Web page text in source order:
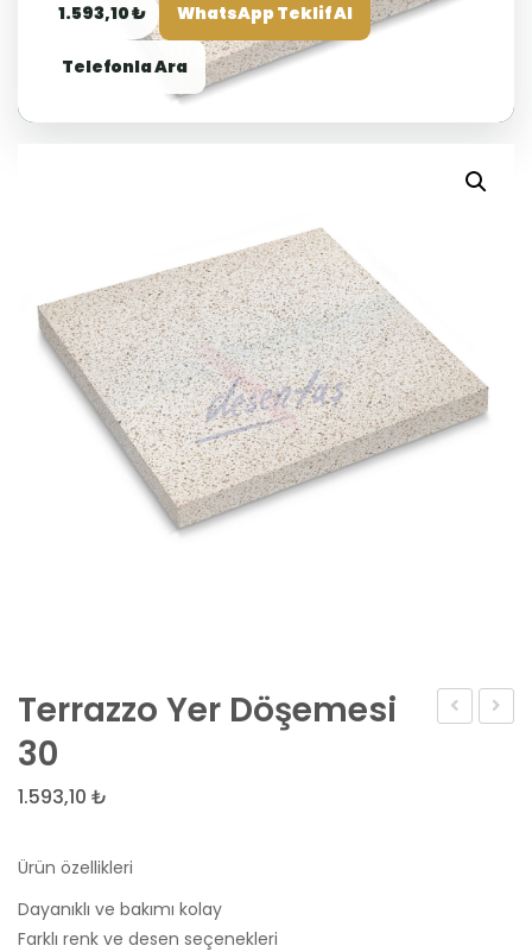
1.593,10 ₺ WhatsApp Teklif Al
Telefonla Ara
Terrazzo Yer Döşemesi
30
1.593,10 ₺
Ürün özellikleri
Dayanıklı ve bakımı kolay
Farklı renk ve desen seçenekleri